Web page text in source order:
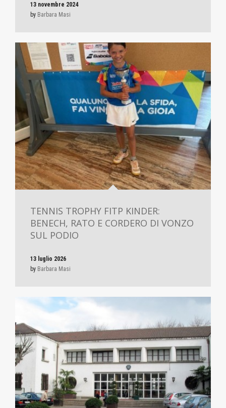
13 novembre 2024
by Barbara Masi
TENNIS TROPHY FITP KINDER:
BENECH, RATO E CORDERO DI VONZO
SUL PODIO
13 luglio 2026
by Barbara Masi